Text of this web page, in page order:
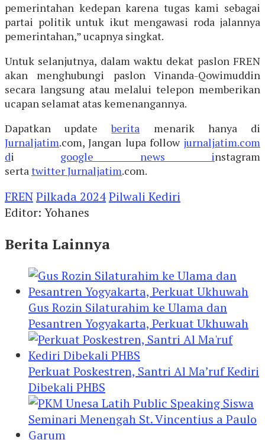
pemerintahan kedepan karena tugas kami sebagai
partai politik untuk ikut mengawasi roda jalannya
pemerintahan,” ucapnya singkat.
Untuk selanjutnya, dalam waktu dekat paslon FREN
akan menghubungi paslon Vinanda-Qowimuddin
secara langsung atau melalui telepon memberikan
ucapan selamat atas kemenangannya.
Dapatkan updateberita menarik hanya di
Jurnaljatim.com, Jangan lupa follow jurnaljatim.com
di google news instagram
serta twitterJurnaljatim.com.
FRENPilkada 2024Pilwali Kediri
Editor: Yohanes
Berita Lainnya
Gus Rozin Silaturahim ke Ulama dan
Pesantren Yogyakarta, Perkuat Ukhuwah
Perkuat Poskestren, Santri Al Ma’ruf Kediri
Dibekali PHBS